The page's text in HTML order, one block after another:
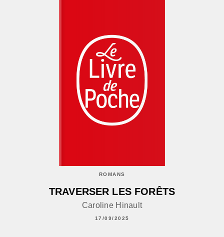
ROMANS
TRAVERSER LES FORÊTS
Caroline Hinault
17/09/2025